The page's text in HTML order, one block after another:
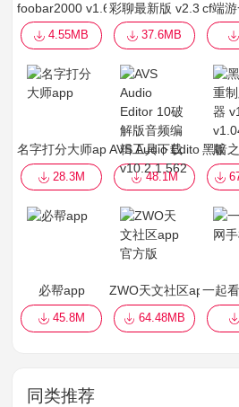
foobar2000 v1.6.6.0
4.55MB
彩聊最新版 v2.3.6 免
37.6MB
cf端
名字打分大师app
28.3M
AVS Audio Editor 10
48.1M
黑暗
必帮app
45.8M
ZWO天文社区app官方
64.48MB
一起
同类推荐